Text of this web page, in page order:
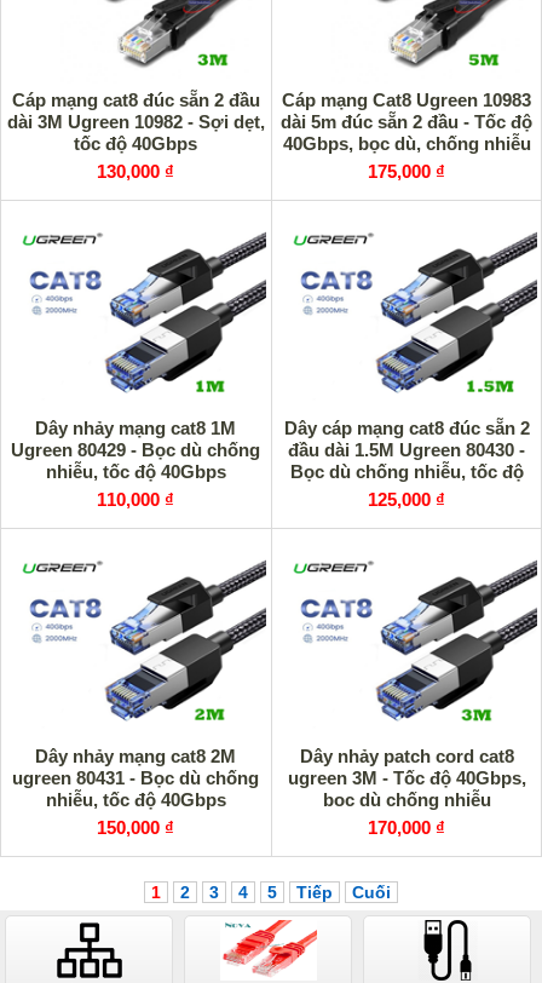
Cáp mạng cat8 đúc sẵn 2 đầu
dài 3M Ugreen 10982 - Sợi dẹt,
tốc độ 40Gbps
130,000 ₫
Cáp mạng Cat8 Ugreen 10983
dài 5m đúc sẵn 2 đầu - Tốc độ
40Gbps, bọc dù, chống nhiễu
175,000 ₫
Dây nhảy mạng cat8 1M
Ugreen 80429 - Bọc dù chống
nhiễu, tốc độ 40Gbps
110,000 ₫
Dây cáp mạng cat8 đúc sẵn 2
đầu dài 1.5M Ugreen 80430 -
Bọc dù chống nhiễu, tốc độ
40Gbps
125,000 ₫
Dây nhảy mạng cat8 2M
ugreen 80431 - Bọc dù chống
nhiễu, tốc độ 40Gbps
150,000 ₫
Dây nhảy patch cord cat8
ugreen 3M - Tốc độ 40Gbps,
boc dù chống nhiễu
170,000 ₫
1 2 3 4 5 Tiếp Cuối